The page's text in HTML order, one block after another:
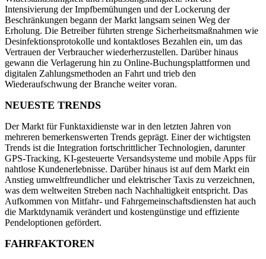
Intensivierung der Impfbemühungen und der Lockerung der
Beschränkungen begann der Markt langsam seinen Weg der
Erholung. Die Betreiber führten strenge Sicherheitsmaßnahmen wie
Desinfektionsprotokolle und kontaktloses Bezahlen ein, um das
Vertrauen der Verbraucher wiederherzustellen. Darüber hinaus
gewann die Verlagerung hin zu Online-Buchungsplattformen und
digitalen Zahlungsmethoden an Fahrt und trieb den
Wiederaufschwung der Branche weiter voran.
NEUESTE TRENDS
Der Markt für Funktaxidienste war in den letzten Jahren von
mehreren bemerkenswerten Trends geprägt. Einer der wichtigsten
Trends ist die Integration fortschrittlicher Technologien, darunter
GPS-Tracking, KI-gesteuerte Versandsysteme und mobile Apps für
nahtlose Kundenerlebnisse. Darüber hinaus ist auf dem Markt ein
Anstieg umweltfreundlicher und elektrischer Taxis zu verzeichnen,
was dem weltweiten Streben nach Nachhaltigkeit entspricht. Das
Aufkommen von Mitfahr- und Fahrgemeinschaftsdiensten hat auch
die Marktdynamik verändert und kostengünstige und effiziente
Pendeloptionen gefördert.
FAHRFAKTOREN